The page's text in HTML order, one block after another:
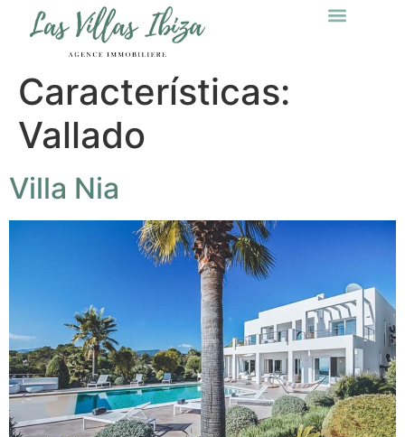
Características:
Vallado
Villa Nia